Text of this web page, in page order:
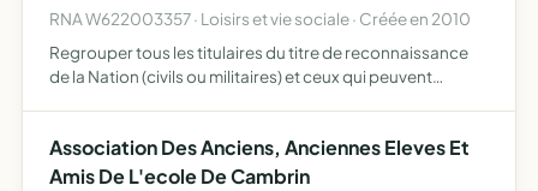
RNA W622003357 · Loisirs et vie sociale · Créée en 2010
Regrouper tous les titulaires du titre de reconnaissance
de la Nation (civils ou militaires) et ceux qui peuvent
Association Des Anciens, Anciennes Eleves Et
Amis De L'ecole De Cambrin